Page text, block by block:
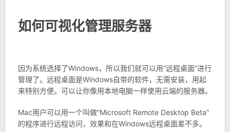
如何可视化管理服务器
因为系统选择了Windows，所以我们就可以用“远程桌面”进行
管理了。远程桌面是Windows自带的软件，无需安装，用起
来特别方便。可以让你像用本地电脑一样使用云端的服务器。
Mac用户可以用一个叫做”Microsoft Remote Desktop Beta”
的程序进行远程访问，效果和在Windows远程桌面差不多。